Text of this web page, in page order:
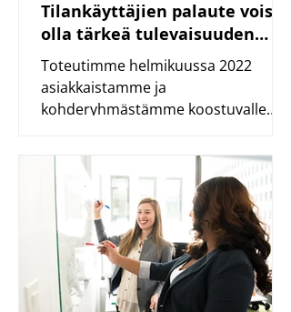
Tilankäyttäjien palaute voisi
olla tärkeä tulevaisuuden
työväline kiinteistöistä
Toteutimme helmikuussa 2022
asiakkaistamme ja
kohderyhmästämme koostuvalle
keskiössä oli mm....